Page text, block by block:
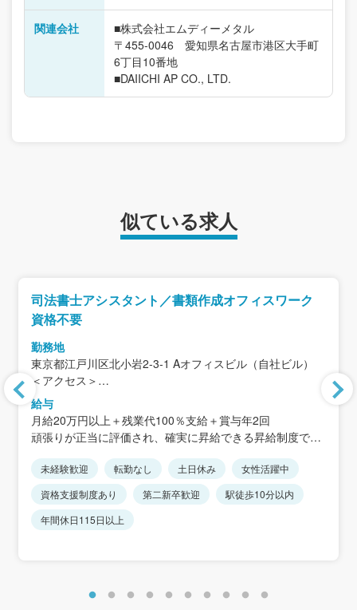
関連会社
■株式会社エムディーメタル
〒455-0046 愛知県名古屋市港区大手町
6丁目10番地
■DAIICHI AP CO., LTD.
似ている求人
司法書士アシスタント／書類作成オフィスワーク
資格不要
勤務地
東京都江戸川区北小岩2-3-1 Aオフィスビル（自社ビル）
＜アクセス＞
JR「小岩駅」徒歩8分、「京成小岩駅」徒歩6分
★転勤は一切ありません
★「土地家屋調査士法人」「司法書士法人」「行政書士法
人」と同じビルなので
仕事の連携が取れやすい環境です。
給与
月給20万円以上＋残業代100％支給＋賞与年2回
頑張りが正当に評価され、確実に昇給できる昇給制度で
未経験歓迎 転勤なし 土日休み
女性活躍中
資格支援制度あり
第二新卒歓迎
駅徒歩10分以内
年間休日115日以上